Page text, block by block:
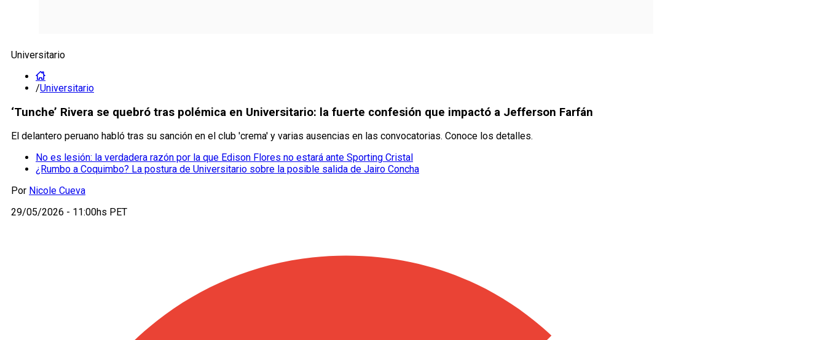
Universitario
/Universitario
‘Tunche’ Rivera se quebró tras polémica en Universitario: la fuerte confesión que impactó a Jefferson Farfán
El delantero peruano habló tras su sanción en el club 'crema' y varias ausencias en las convocatorias. Conoce los detalles.
No es lesión: la verdadera razón por la que Edison Flores no estará ante Sporting Cristal
¿Rumbo a Coquimbo? La postura de Universitario sobre la posible salida de Jairo Concha
Por Nicole Cueva
29/05/2026 - 11:00hs PET